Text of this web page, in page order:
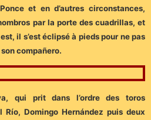
et en d’autres circonstances,
par la porte des cuadrillas, et
il s’est éclipsé à pieds pour ne pas
compañero.
qui prit dans l’ordre des toros
Río, Domingo Hernández puis deux